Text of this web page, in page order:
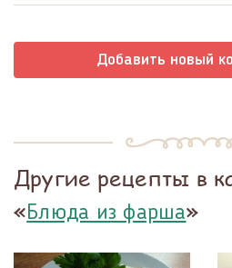
Добавить новый
Другие рецепты в
«Блюда из фарша»